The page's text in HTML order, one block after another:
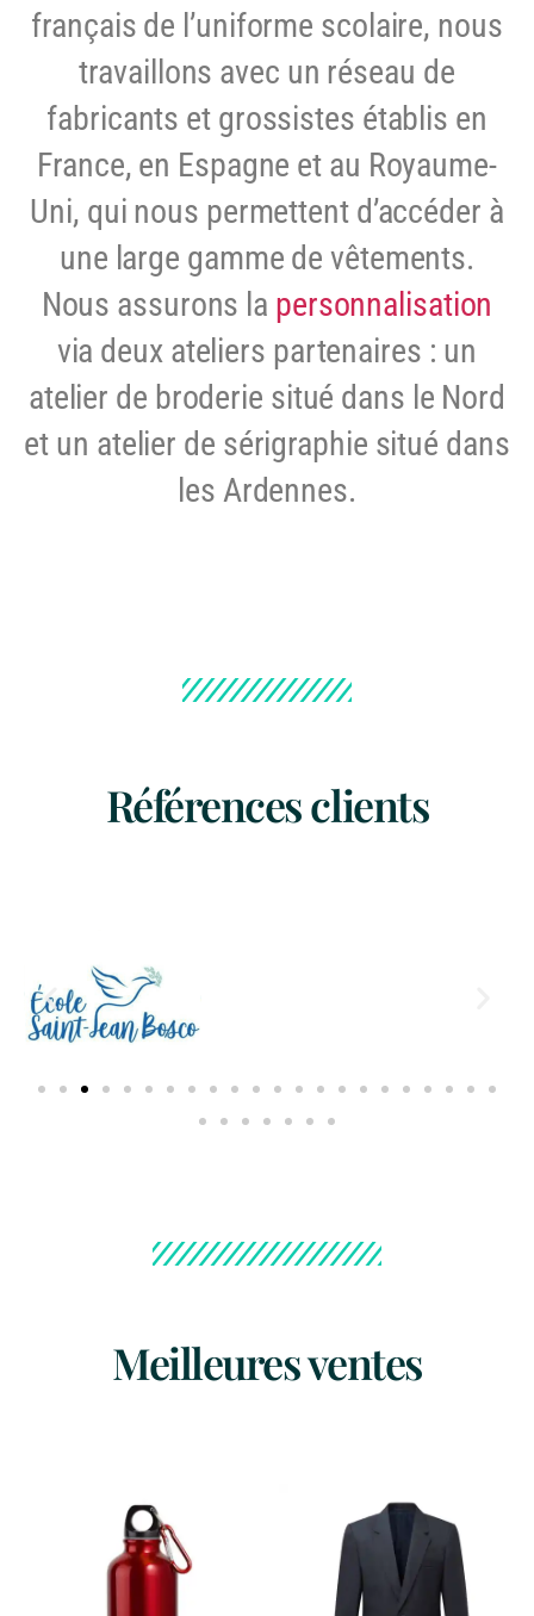
français de l’uniforme scolaire, nous
travaillons avec un réseau de
fabricants et grossistes établis en
France, en Espagne et au Royaume-
Uni, qui nous permettent d’accéder à
une large gamme de vêtements.
Nous assurons la personnalisation
via deux ateliers partenaires : un
atelier de broderie situé dans le Nord
et un atelier de sérigraphie situé dans
les Ardennes.
Références clients
Meilleures ventes